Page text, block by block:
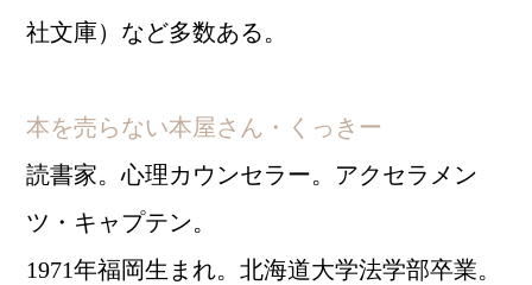
社文庫）など多数ある。
本を売らない本屋さん・くっきー
読書家。心理カウンセラー。アクセラメン
ツ・キャプテン。
1971年福岡生まれ。北海道大学法学部卒業。